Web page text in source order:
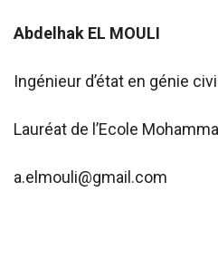
Abdelhak EL MOULI
Ingénieur d’état en génie
Lauréat de l’Ecole
a.elmouli@gmail.com